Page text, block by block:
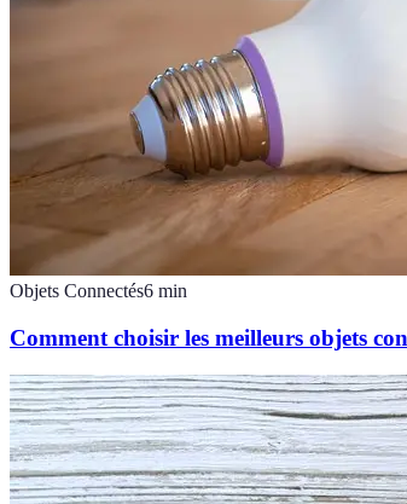
Objets Connectés6 min
Comment choisir les meilleurs objets